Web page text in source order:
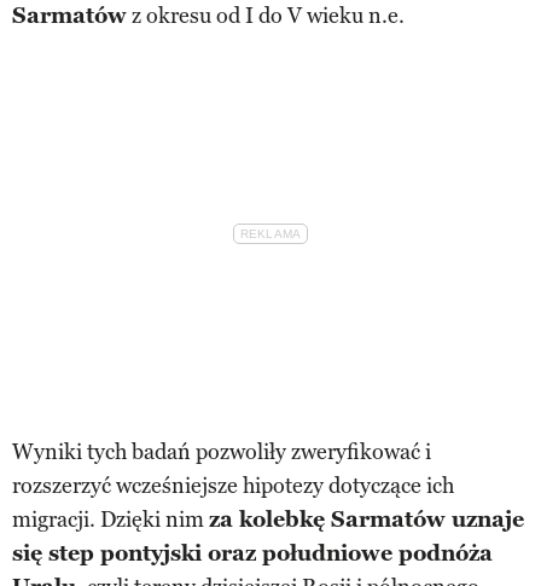
Sarmatówz okresu od I do V wieku n.e.
Wyniki tych badań pozwoliły zweryfikować i
rozszerzyć wcześniejsze hipotezy dotyczące ich
migracji. Dzięki nimza kolebkę Sarmatów uznaje
się step pontyjski oraz południowe podnóża